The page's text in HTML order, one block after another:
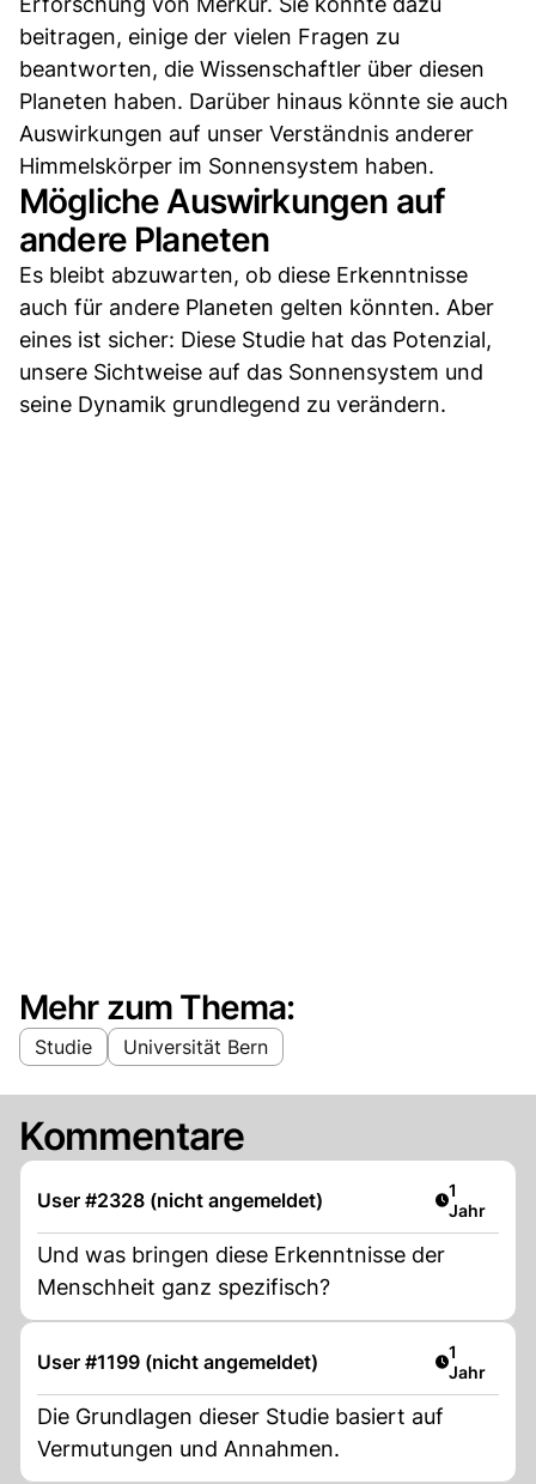
beitragen, einige der vielen Fragen zu
beantworten, die Wissenschaftler über diesen
Planeten haben. Darüber hinaus könnte sie auch
Auswirkungen auf unser Verständnis anderer
Himmelskörper im Sonnensystem haben.
Mögliche Auswirkungen auf
andere Planeten
Es bleibt abzuwarten, ob diese Erkenntnisse
auch für andere Planeten gelten könnten. Aber
eines ist sicher: Diese Studie hat das Potenzial,
unsere Sichtweise auf das Sonnensystem und
seine Dynamik grundlegend zu verändern.
Mehr zum Thema:
Studie Universität Bern
Kommentare
User #2328 (nicht angemeldet) Artikel
1
Jahr
Und was bringen diese Erkenntnisse der
Menschheit ganz spezifisch?
User #1199 (nicht angemeldet) Artikel
1
Jahr
Die Grundlagen dieser Studie basiert auf
Vermutungen und Annahmen.